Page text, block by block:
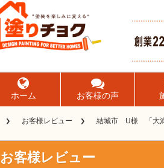
ホーム お客様の声
お客様レビュー 結城市 U様 「大満
お客様レビュー